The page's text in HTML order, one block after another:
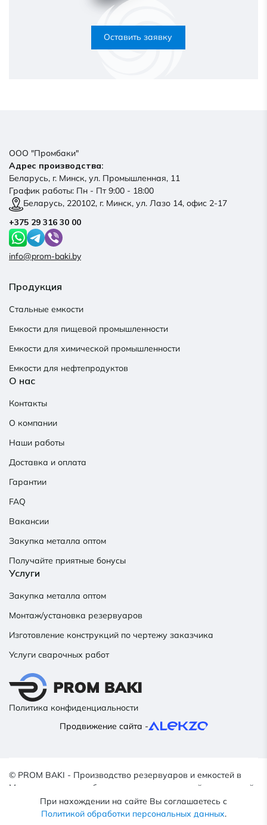
Оставить заявку
ООО "Промбаки"
Адрес производства:
Беларусь, г. Минск, ул. Промышленная, 11
График работы: Пн - Пт 9:00 - 18:00
Беларусь, 220102, г. Минск, ул. Лазо 14, офис 2-17
+375 29 316 30 00
info@prom-baki.by
Продукция
Стальные емкости
Емкости для пищевой промышленности
Емкости для химической промышленности
Емкости для нефтепродуктов
О нас
Контакты
О компании
Наши работы
Доставка и оплата
Гарантии
FAQ
Вакансии
Закупка металла оптом
Получайте приятные бонусы
Услуги
Закупка металла оптом
Монтаж/установка резервуаров
Изготовление конструкций по чертежу заказчика
Услуги сварочных работ
Политика конфиденциальности
Продвижение сайта -
© PROM BAKI - Производство резервуаров и емкостей в
Минске, емкостное оборудование для пищевой, химической,
нефтяной промышленности, 2022–2026.
*Сайт носит исключительно информационный характер и не
При нахождении на сайте Вы соглашаетесь с
Политикой обработки персональных данных.